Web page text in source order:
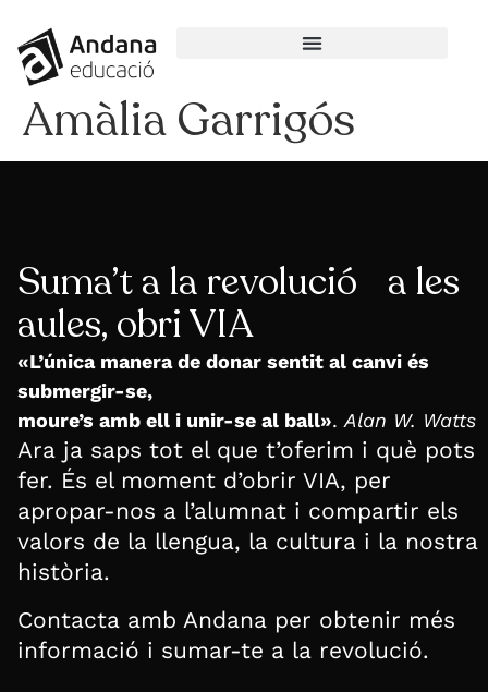
Amàlia Garrigós
Suma’t a la revolució a les
aules, obri VIA
«L’única manera de donar sentit al canvi és
submergir-se,
moure’s amb ell i unir-se al ball». Alan W. Watts
Ara ja saps tot el que t’oferim i què pots
fer. És el moment d’obrir VIA, per
apropar-nos a l’alumnat i compartir els
valors de la llengua, la cultura i la nostra
història.
Contacta amb Andana per obtenir més
informació i sumar-te a la revolució.